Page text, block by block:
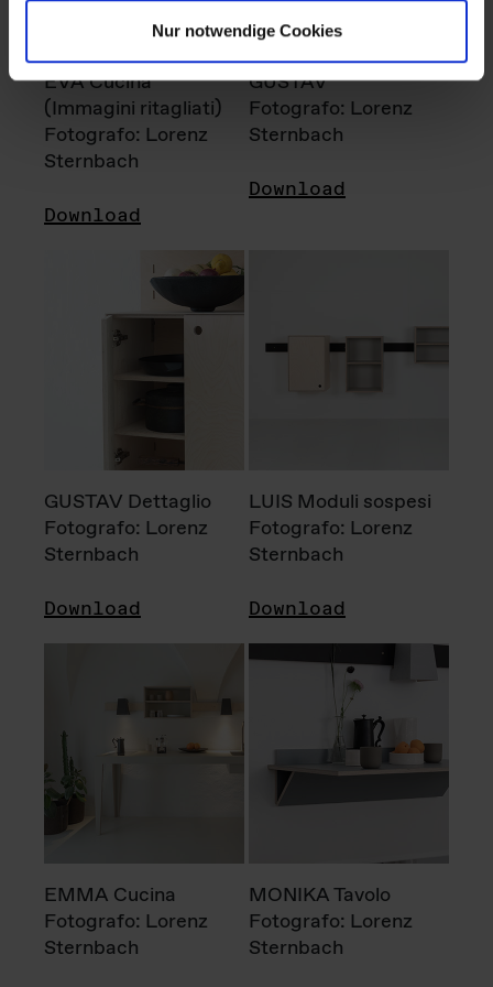
Nur notwendige Cookies
EVA Cucina
(Immagini ritagliati)
Fotografo: Lorenz
Sternbach
Download
GUSTAV
Fotografo: Lorenz
Sternbach
Download
GUSTAV Dettaglio
Fotografo: Lorenz
Sternbach
Download
LUIS Moduli sospesi
Fotografo: Lorenz
Sternbach
Download
EMMA Cucina
Fotografo: Lorenz
Sternbach
MONIKA Tavolo
Fotografo: Lorenz
Sternbach